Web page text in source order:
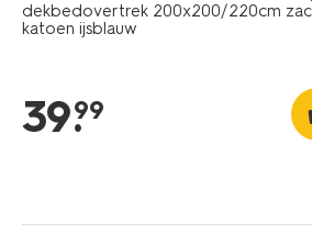
dekbedovertrek 200x200/220cm
katoen ijsblauw
39.
99